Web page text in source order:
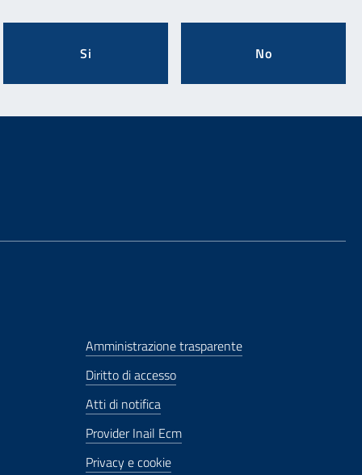
Si No
Amministrazione trasparente
Diritto di accesso
Atti di notifica
Provider Inail Ecm
Privacy e cookie